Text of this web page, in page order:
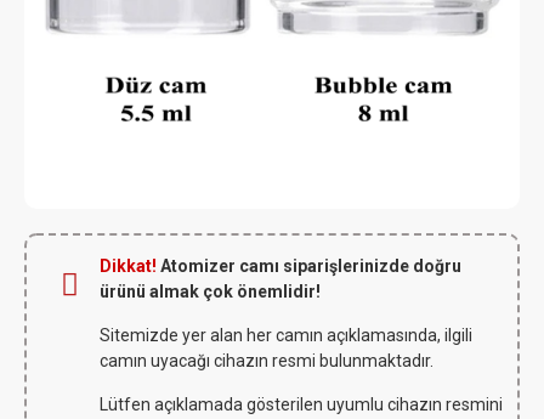
Dikkat! Atomizer camı siparişlerinizde doğru
ürünü almak çok önemlidir!
Sitemizde yer alan her camın açıklamasında, ilgili
camın uyacağı cihazın resmi bulunmaktadır.
Lütfen açıklamada gösterilen uyumlu cihazın resmini